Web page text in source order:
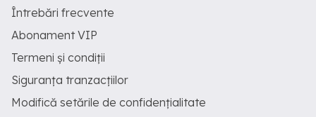
Întrebări frecvente
Abonament VIP
Termeni și condiții
Siguranța tranzacțiilor
Modifică setările de confidențialitate